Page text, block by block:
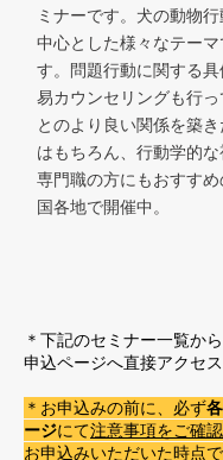
ミナーです。犬の動物
中心とした様々なテー
す。問題行動に関する
易カウンセリングも行
とのより良い関係を築
はもちろん、行動学的
専門職の方にもおすす
国各地で開催中。
＊下記のセミナー一覧か
申込ページへ直接アクセス
＊お申込みの前に、必ず
ージにて注意事項をご確
お申込みいただいた時点